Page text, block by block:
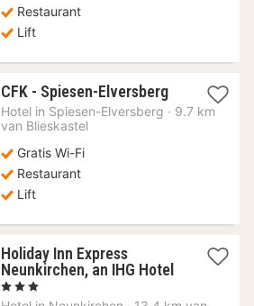
Restaurant
Lift
CFK - Spiesen-Elversberg1
nacht
Hotel in Spiesen-Elversberg · 9.7 km
van Blieskastel
Gratis Wi-Fi
Restaurant
Lift
Holiday Inn Express
Neunkirchen, an IHG Hotel
1
nacht
, 3 Sterren